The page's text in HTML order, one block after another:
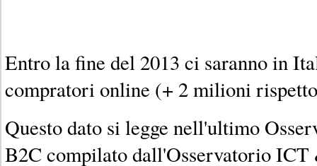
Entro la fine del 2013 ci saranno in
compratori online (+ 2 milioni
Questo dato si legge nell'ultimo
B2C compilato dall'Osservatorio